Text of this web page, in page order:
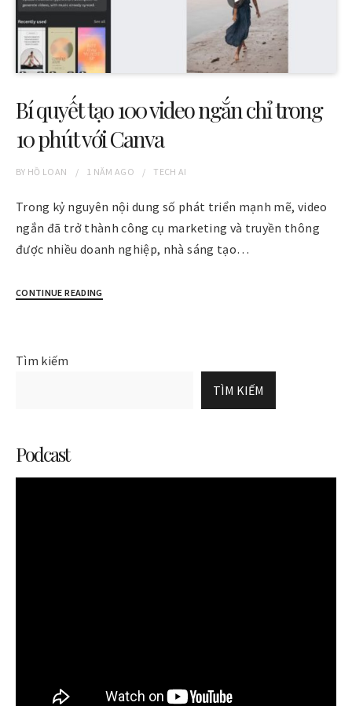
Bí quyết tạo 100 video ngắn chỉ trong
10 phút với Canva
BY HỒ LOAN 1 NĂM AGO TECH AI
Trong kỷ nguyên nội dung số phát triển mạnh mẽ, video
ngắn đã trở thành công cụ marketing và truyền thông
được nhiều doanh nghiệp, nhà sáng tạo…
CONTINUE READING
Tìm kiếm
TÌM KIẾM
Podcast